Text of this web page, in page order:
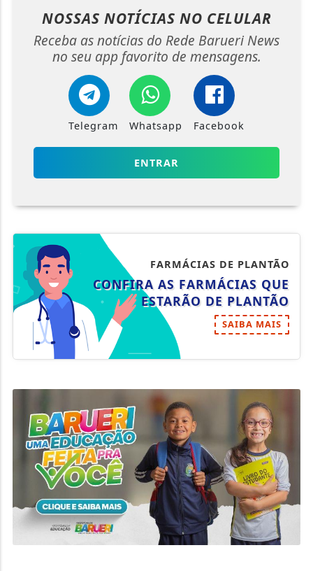
NOSSAS NOTÍCIAS NO CELULAR
Receba as notícias do Rede Barueri News
no seu app favorito de mensagens.
Telegram Whatsapp Facebook
ENTRAR
FARMÁCIAS DE PLANTÃO
CONFIRA AS FARMÁCIAS QUE
ESTARÃO DE PLANTÃO
SAIBA MAIS